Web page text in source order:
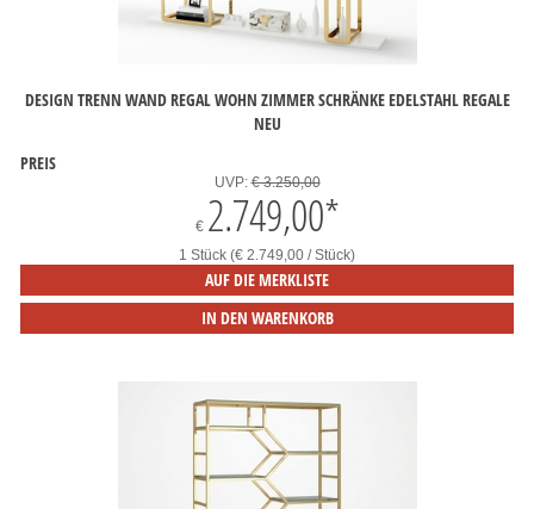
DESIGN TRENN WAND REGAL WOHN ZIMMER SCHRÄNKE EDELSTAHL REGALE
NEU
PREIS
UVP:€ 3.250,00
€ 2.749,00*
1 Stück (€ 2.749,00 / Stück)
AUF DIE MERKLISTE
IN DEN WARENKORB